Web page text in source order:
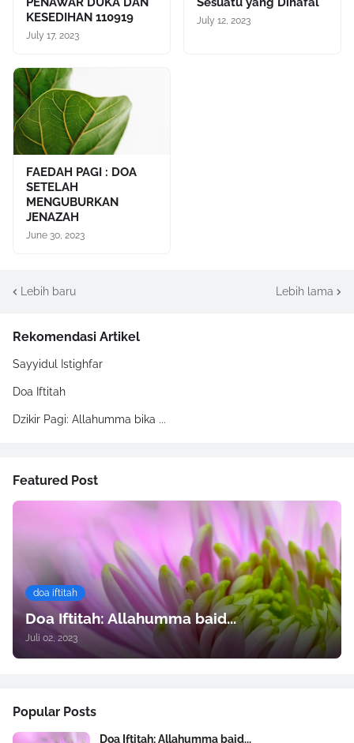
KESEDIHAN 110919
July 17, 2023
July 12, 2023
FAEDAH PAGI : DOA
SETELAH
MENGUBURKAN
JENAZAH
June 30, 2023
Lebih baru Lebih lama
Rekomendasi Artikel
Sayyidul Istighfar
Doa Iftitah
Dzikir Pagi: Allahumma bika ...
Featured Post
doa iftitah
Doa Iftitah: Allahumma baid...
Juli 02, 2023
Popular Posts
Doa Iftitah: Allahumma baid...